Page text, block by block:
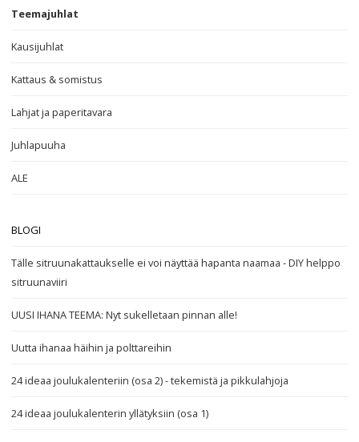
Teemajuhlat
Kausijuhlat
Kattaus & somistus
Lahjat ja paperitavara
Juhlapuuha
ALE
BLOGI
Tälle sitruunakattaukselle ei voi näyttää hapanta naamaa - DIY helppo
sitruunaviiri
UUSI IHANA TEEMA: Nyt sukelletaan pinnan alle!
Uutta ihanaa häihin ja polttareihin
24 ideaa joulukalenteriin (osa 2) - tekemistä ja pikkulahjoja
24 ideaa joulukalenterin yllätyksiin (osa 1)